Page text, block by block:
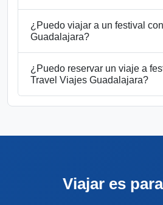
¿Puedo viajar a un festival
Guadalajara?
¿Puedo reservar un viaje a
Travel Viajes Guadalajara?
Viajar es